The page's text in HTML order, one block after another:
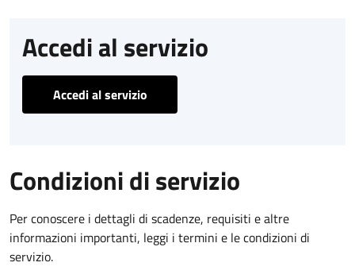
Accedi al servizio
Accedi al servizio
Condizioni di servizio
Per conoscere i dettagli di scadenze, requisiti e altre
informazioni importanti, leggi i termini e le condizioni di
servizio.